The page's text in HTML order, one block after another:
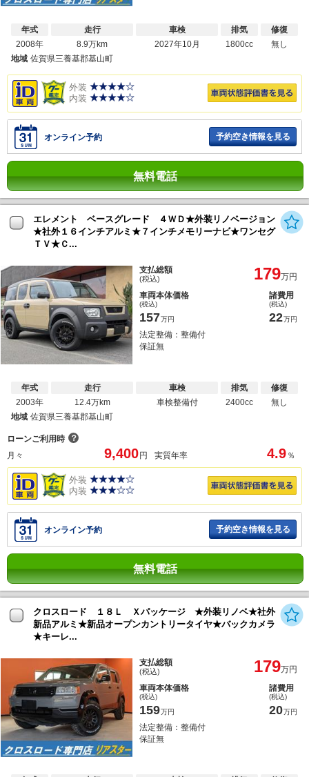
年式
2008年
走行
8.9万km
車検
2027年10月
排気
1800cc
修復
無し
地域 佐賀県三養基郡基山町
外装
内装
オンライン予約 予約空き情報を見る
無料電話
エレメント ベースグレード ４ＷＤ★外装リノベージョン
★社外１６インチアルミ★７インチメモリーナビ★ワンセグ
ＴＶ★Ｃ...
支払総額
(税込) 179万円
車両本体価格
(税込)
157万円
諸費用
(税込)
22万円
法定整備：整備付
保証無
年式
2003年
走行
12.4万km
車検
車検整備付
排気
2400cc
修復
無し
地域 佐賀県三養基郡基山町
ローンご利用時 ？
月々
9,400円 実質年率 4.9 ％
外装
内装
オンライン予約 予約空き情報を見る
無料電話
クロスロード １８Ｌ Ｘパッケージ ★外装リノベ★社外
新品アルミ★新品オープンカントリータイヤ★バックカメラ
★キーレ...
支払総額
(税込) 179万円
車両本体価格
(税込)
159万円
諸費用
(税込)
20万円
法定整備：整備付
保証無